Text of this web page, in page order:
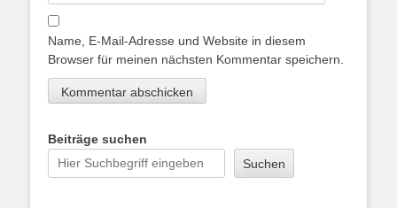
Name, E-Mail-Adresse und Website in diesem
Browser für meinen nächsten Kommentar speichern.
Beiträge suchen
Suchen